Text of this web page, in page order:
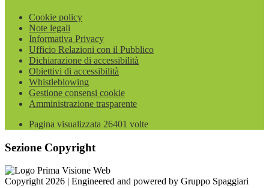
Cookie policy
Note legali
Informativa Privacy
Ufficio Relazioni con il Pubblico
Dichiarazione di accessibilità
Obiettivi di accessibilità
Whistleblowing
Gestione consensi cookie
Amministrazione trasparente
Pagina visualizzata 26401 volte
Sezione Copyright
Copyright 2026 | Engineered and powered by Gruppo Spaggiari